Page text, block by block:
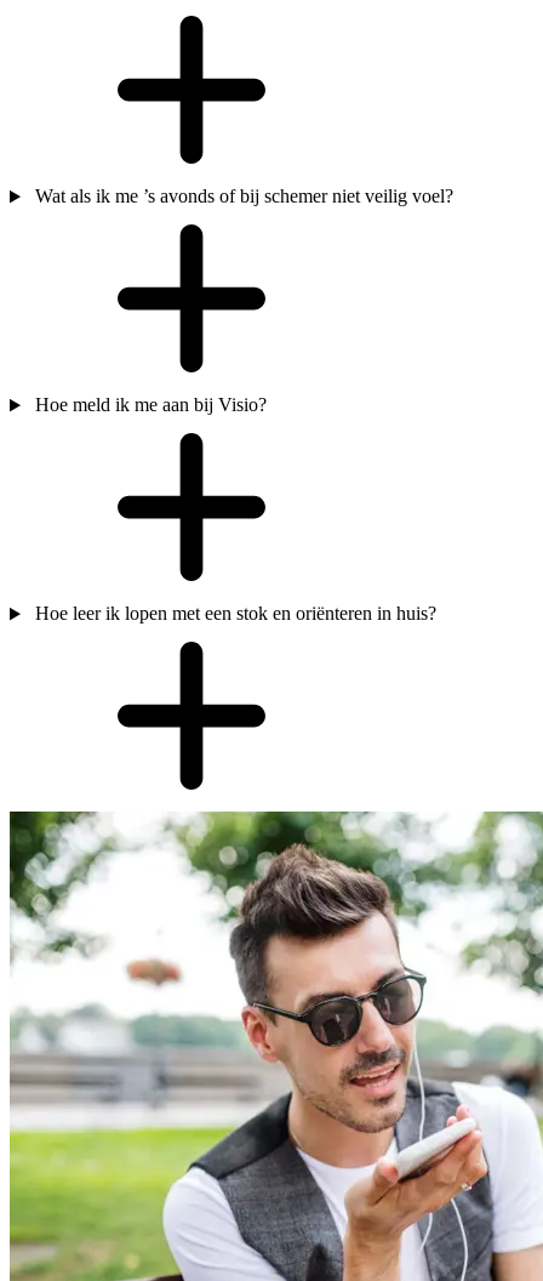
Wat als ik me ’s avonds of bij schemer niet veilig voel?
Hoe meld ik me aan bij Visio?
Hoe leer ik lopen met een stok en oriënteren in huis?